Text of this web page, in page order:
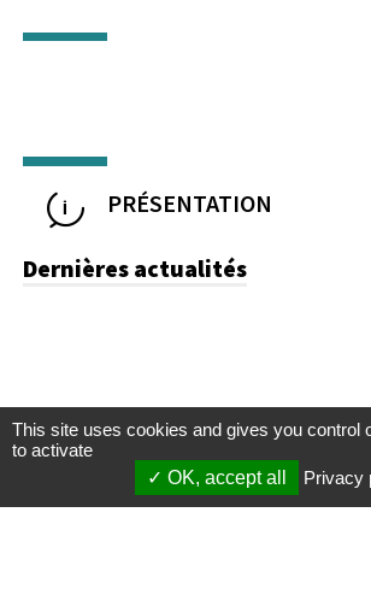
PRÉSENTATION
Dernières actualités
This site uses cookies and gives you control
to activate
OK, accept all
Privacy